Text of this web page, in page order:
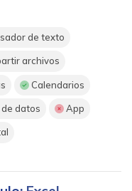
de texto
archivos
Calendarios
datos App